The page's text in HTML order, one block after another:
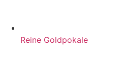
Reine Goldpokale